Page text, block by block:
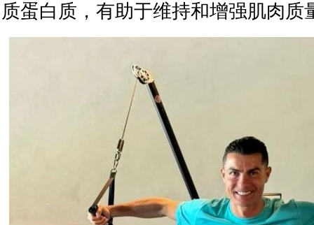
质蛋白质，有助于维持和增强肌肉质